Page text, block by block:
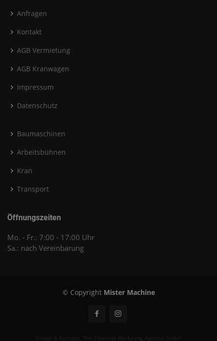
Anfragen
Kontakt
AGB Vermietung
AGB Kranwagen
Impressum
Datenschutz
Baumaschinen
Arbeitsbühnen
Kran
Transport
Öffnungszeiten
Mo. - Fr.: 7:00 - 17:00 Uhr
Sa.: nach Vereinbarung
© Copyright Mister Machine
Design & Konzept: The Creatives Marketing Agentur GmbH